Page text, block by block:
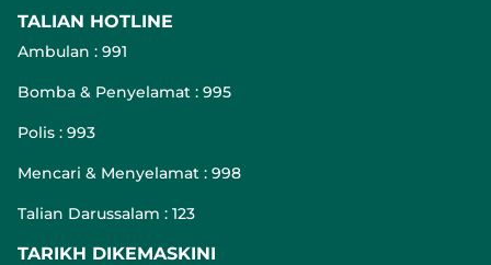
TALIAN HOTLINE
Ambulan : 991
Bomba & Penyelamat : 995
Polis : 993
Mencari & Menyelamat : 998
Talian Darussalam : 123
TARIKH DIKEMASKINI